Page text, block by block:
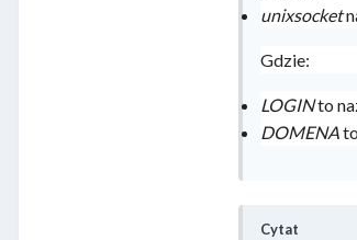
unixsocket
Gdzie:
LOGINto
DOMENA
Cytat